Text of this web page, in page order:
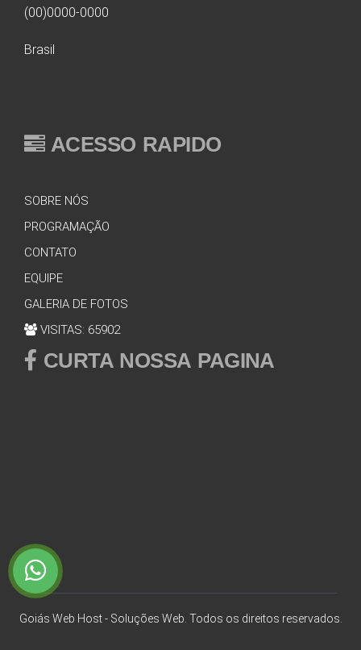
(00)0000-0000
Brasil
ACESSO RAPIDO
SOBRE NÓS
PROGRAMAÇÃO
CONTATO
EQUIPE
GALERIA DE FOTOS
VISITAS: 65902
CURTA NOSSA PAGINA
Goiás Web Host - Soluções Web. Todos os direitos reservados.